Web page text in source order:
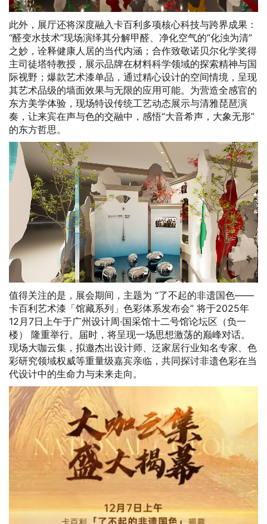
此外，展厅还将深度融入卡百利多项核心科技与跨界成果：
“醛变水技术”现场演绎其分解甲醛、净化空气的“化浊为清”
之妙，诠释健康人居的当代内涵；合作致敬诺贝尔化学奖得
主司徒塔特教授，展示品牌在材料科学领域的探索精神与国
际视野；爆款艺术漆单品，通过精心设计的空间情境，呈现
其艺术品级的墙面效果与无限的应用可能。为营造全感官的
东方美学体验，现场特设传统工艺动态展示与清雅琵琶演
奏，让来宾在声与色的交融中，感悟“大音希声，大象无形”
的东方哲思。
值得关注的是，展会期间，主题为 “了不起的非遗国色——
卡百利艺术漆「馆藏系列」色彩体系发布会” 将于2025年
12月7日上午于广州设计周·国采馆十二号馆论坛区（负一
楼） 隆重举行。届时，将呈现一场思想激荡的巅峰对话。
现场大咖云集，拟邀杰出设计师、泛家居行业知名专家、色
彩研究领域权威等重量级嘉宾亲临，共同探讨非遗色彩在当
代设计中的生命力与未来走向。